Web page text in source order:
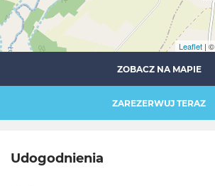
Leaflet | ©
ZOBACZ NA MAPIE
ZAREZERWUJ TERAZ
Udogodnienia